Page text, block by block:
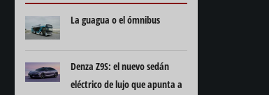
La guagua o el ómnibus
Denza Z9S: el nuevo sedán
eléctrico de lujo que apunta a